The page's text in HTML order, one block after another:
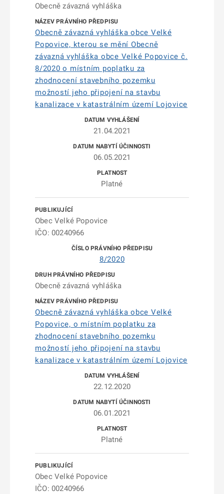
Obecně závazná vyhláška
Obecně závazná vyhláška obce Velké
Popovice, kterou se mění Obecně
závazná vyhláška obce Velké Popovice č.
8/2020 o místním poplatku za
zhodnocení stavebního pozemku
možností jeho připojení na stavbu
kanalizace v katastrálním území Lojovice
21.04.2021
06.05.2021
Platné
Obec Velké Popovice
IČO: 00240966
8/2020
Obecně závazná vyhláška
Obecně závazná vyhláška obce Velké
Popovice, o místním poplatku za
zhodnocení stavebního pozemku
možností jeho připojení na stavbu
kanalizace v katastrálním území Lojovice
22.12.2020
06.01.2021
Platné
Obec Velké Popovice
IČO: 00240966